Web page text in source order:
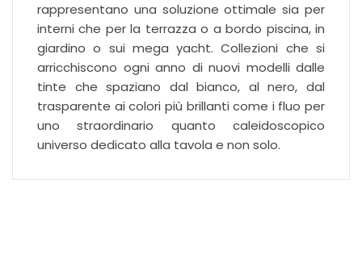
rappresentano una soluzione ottimale sia per
interni che per la terrazza o a bordo piscina, in
giardino o sui mega yacht. Collezioni che si
arricchiscono ogni anno di nuovi modelli dalle
tinte che spaziano dal bianco, al nero, dal
trasparente ai colori più brillanti come i fluo per
uno straordinario quanto caleidoscopico
universo dedicato alla tavola e non solo.